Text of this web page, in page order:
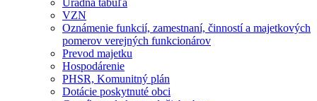
Úradná tabuľa
VZN
Oznámenie funkcií, zamestnaní, činností a majetkových
pomerov verejných funkcionárov
Prevod majetku
Hospodárenie
PHSR, Komunitný plán
Dotácie poskytnuté obci